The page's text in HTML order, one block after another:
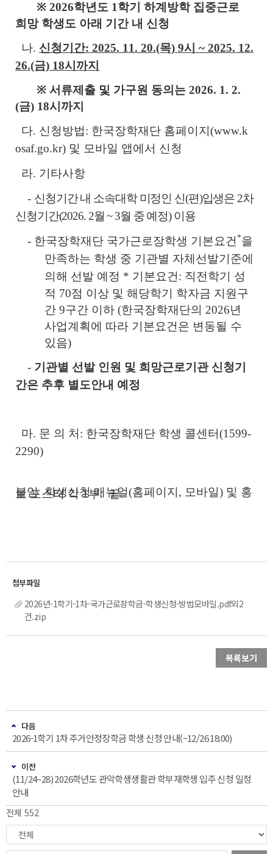
※ 2026학년도 1학기 하계방학 집중근로
희망 학생도 아래 기간 내 신청
나. 신청기간: 2025. 11. 20.(목) 9시 ~ 2025. 12.
26.(금) 18시까지
※ 서류제출 및 가구원 동의는 2026. 1. 2.
(금) 18시까지
다. 신청방법: 한국장학재단 홈페이지(www.k
osaf.go.kr) 및 모바일 앱에서 신청
라. 기타사항
- 신청기간 내 소속대학 미정인 신(편)입생은 2차
신청기간(2026. 2월 ~ 3월 중 예정) 이용
- 한국장학재단 국가근로장학생 기본요건 *을
만족하는 학생 중 기관별 자체선발기준에
의해 선발 예정 * 기본요건: 직전학기 성
적 70점 이상 및 해당학기 학자금 지원구
간 9구간 이하 (한국장학재단의 2026년
사업계획에 따라 기본요건은 변동될 수
있음)
- 기관별 선발 인원 및 희망근로기관 신청기
간은 추후 별도안내 예정
마. 문 의 처: 한국장학재단 학생 콜센터(1599-
2290)
붙임 학생신청 매뉴얼(홈페이지, 모바일) 및 홍
보 포스터 각 1부. 끝.
2026년-1학기-1차-국가근로장학금-학생신청-방법모바일.pdf외2
건.zip
목록보기
다음
2026-1학기 1차 주거안정장학금 학생 신청 안내(~12/26 18:00)
이전
(11/24~28) 2026학년도 관악학생생활관 학부재학생 입주 신청 일정
안내
전체 552